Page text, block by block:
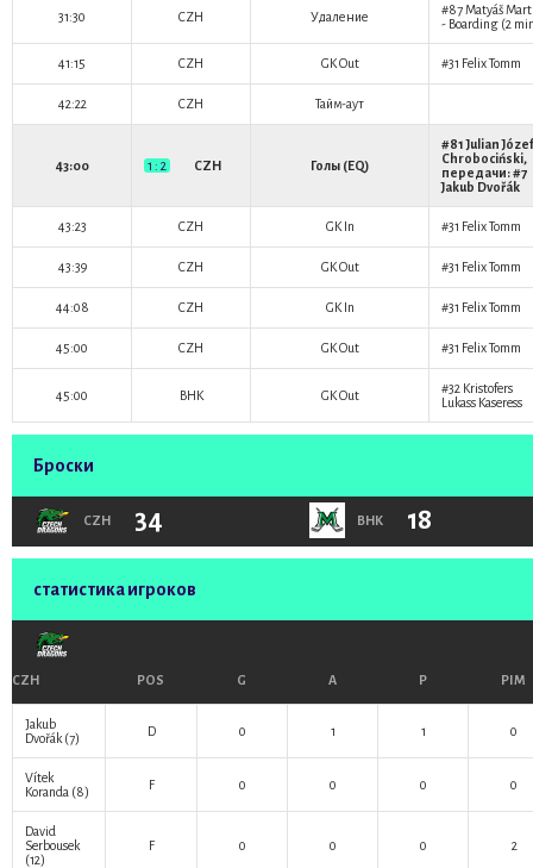
31:30 CZH Удаление #87Matyáš
- Boarding (2
41:15 CZH GK Out #31 Felix Tomm
42:22 CZH Тайм-аут
43:00 1 : 2 CZH Голы (EQ)
#81Julian Józef
Chrobociński,
передачи: #7
Jakub Dvořák
43:23 CZH GK In #31 Felix Tomm
43:39 CZH GK Out #31 Felix Tomm
44:08 CZH GK In #31 Felix Tomm
45:00 CZH GK Out #31 Felix Tomm
45:00 BHK GK Out #32 Kristofers
Lukass Kaseress
Броски
CZH 34 BHK 18
статистика игроков
CZH POS G A P PIM
Jakub
Dvořák (7) D 0 1 1 0
Vítek
Koranda (8) F 0 0 0 0
David
Serbousek
(12)
F 0 0 0 2